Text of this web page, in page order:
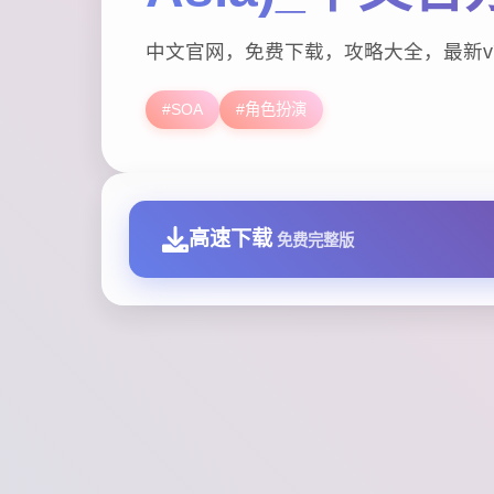
中文官网，免费下载，攻略大全，最新
#SOA #角色扮演
高速下载 免费完整版